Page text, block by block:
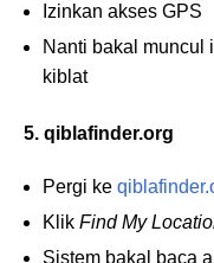
Izinkan akses GPS
Nanti bakal muncul
kiblat
5. qiblafinder.org
Pergi ke
Klik Find My
Sistem bakal baca